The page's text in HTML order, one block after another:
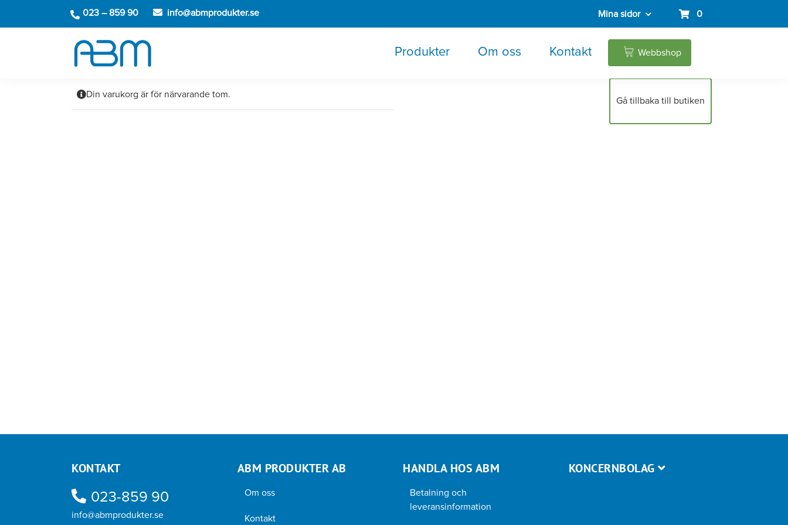
023 – 859 90 info@abmprodukter.se Mina sidor 0
Produkter Om oss Kontakt Webbshop
Din varukorg är för närvarande tom.
Gå tillbaka till butiken
KONTAKT
023-859 90
info@abmprodukter.se
ABM PRODUKTER AB
Om oss
Kontakt
HANDLA HOS ABM
Betalning och
leveransinformation
KONCERNBOLAG